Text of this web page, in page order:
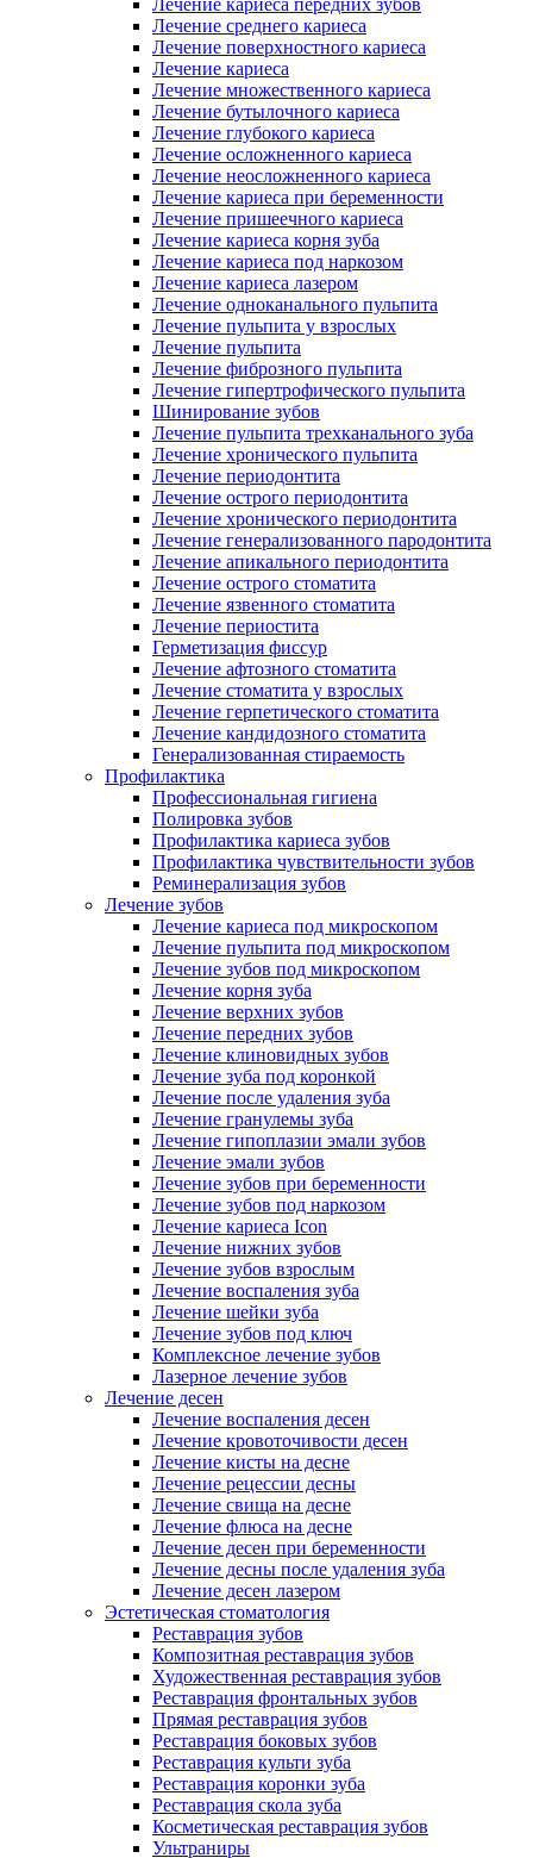
Лечение кариеса передних зубов
Лечение среднего кариеса
Лечение поверхностного кариеса
Лечение кариеса
Лечение множественного кариеса
Лечение бутылочного кариеса
Лечение глубокого кариеса
Лечение осложненного кариеса
Лечение неосложненного кариеса
Лечение кариеса при беременности
Лечение пришеечного кариеса
Лечение кариеса корня зуба
Лечение кариеса под наркозом
Лечение кариеса лазером
Лечение одноканального пульпита
Лечение пульпита у взрослых
Лечение пульпита
Лечение фиброзного пульпита
Лечение гипертрофического пульпита
Шинирование зубов
Лечение пульпита трехканального зуба
Лечение хронического пульпита
Лечение периодонтита
Лечение острого периодонтита
Лечение хронического периодонтита
Лечение генерализованного пародонтита
Лечение апикального периодонтита
Лечение острого стоматита
Лечение язвенного стоматита
Лечение периостита
Герметизация фиссур
Лечение афтозного стоматита
Лечение стоматита у взрослых
Лечение герпетического стоматита
Лечение кандидозного стоматита
Генерализованная стираемость
Профилактика
Профессиональная гигиена
Полировка зубов
Профилактика кариеса зубов
Профилактика чувствительности зубов
Реминерализация зубов
Лечение зубов
Лечение кариеса под микроскопом
Лечение пульпита под микроскопом
Лечение зубов под микроскопом
Лечение корня зуба
Лечение верхних зубов
Лечение передних зубов
Лечение клиновидных зубов
Лечение зуба под коронкой
Лечение после удаления зуба
Лечение гранулемы зуба
Лечение гипоплазии эмали зубов
Лечение эмали зубов
Лечение зубов при беременности
Лечение зубов под наркозом
Лечение кариеса Icon
Лечение нижних зубов
Лечение зубов взрослым
Лечение воспаления зуба
Лечение шейки зуба
Лечение зубов под ключ
Комплексное лечение зубов
Лазерное лечение зубов
Лечение десен
Лечение воспаления десен
Лечение кровоточивости десен
Лечение кисты на десне
Лечение рецессии десны
Лечение свища на десне
Лечение флюса на десне
Лечение десен при беременности
Лечение десны после удаления зуба
Лечение десен лазером
Эстетическая стоматология
Реставрация зубов
Композитная реставрация зубов
Художественная реставрация зубов
Реставрация фронтальных зубов
Прямая реставрация зубов
Реставрация боковых зубов
Реставрация культи зуба
Реставрация коронки зуба
Реставрация скола зуба
Косметическая реставрация зубов
Ультраниры